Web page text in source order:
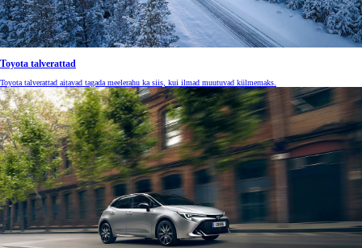
Toyota talverattad
Toyota talverattad aitavad tagada meelerahu ka siis, kui ilmad muutuvad külmemaks.